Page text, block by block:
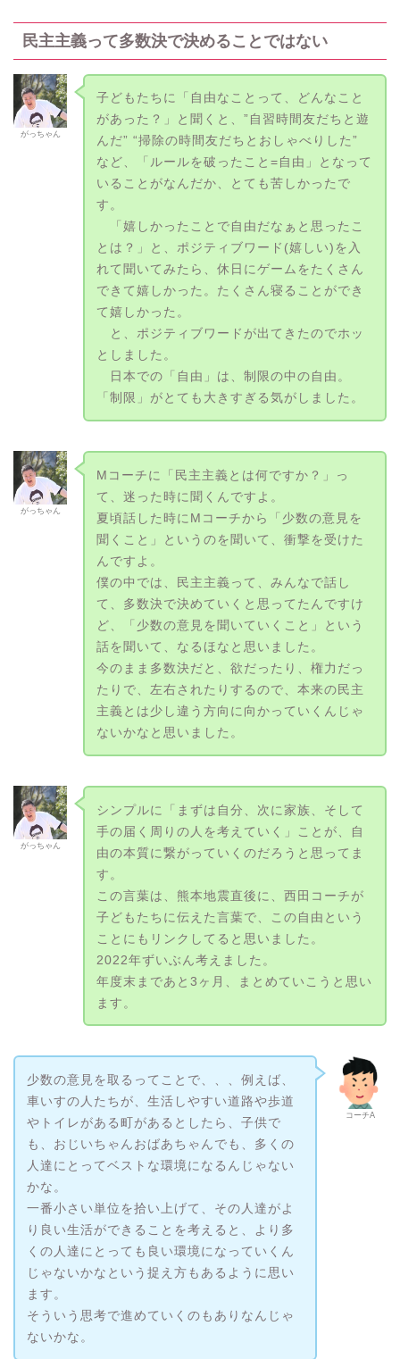
民主主義って多数決で決めることではない
がっちゃん
子どもたちに「自由なことって、どんなこと
があった？」と聞くと、”自習時間友だちと遊
んだ” “掃除の時間友だちとおしゃべりした”
など、「ルールを破ったこと=自由」となって
いることがなんだか、とても苦しかったで
す。
「嬉しかったことで自由だなぁと思ったこ
とは？」と、ポジティブワード(嬉しい)を入
れて聞いてみたら、休日にゲームをたくさん
できて嬉しかった。たくさん寝ることができ
て嬉しかった。
と、ポジティブワードが出てきたのでホッ
としました。
日本での「自由」は、制限の中の自由。
「制限」がとても大きすぎる気がしました。
がっちゃん
Mコーチに「民主主義とは何ですか？」っ
て、迷った時に聞くんですよ。
夏頃話した時にMコーチから「少数の意見を
聞くこと」というのを聞いて、衝撃を受けた
んですよ。
僕の中では、民主主義って、みんなで話し
て、多数決で決めていくと思ってたんですけ
ど、「少数の意見を聞いていくこと」という
話を聞いて、なるほなと思いました。
今のまま多数決だと、欲だったり、権力だっ
たりで、左右されたりするので、本来の民主
主義とは少し違う方向に向かっていくんじゃ
ないかなと思いました。
がっちゃん
シンプルに「まずは自分、次に家族、そして
手の届く周りの人を考えていく」ことが、自
由の本質に繋がっていくのだろうと思ってま
す。
この言葉は、熊本地震直後に、西田コーチが
子どもたちに伝えた言葉で、この自由という
ことにもリンクしてると思いました。
2022年ずいぶん考えました。
年度末まであと3ヶ月、まとめていこうと思い
ます。
コーチA
少数の意見を取るってことで、、、例えば、
車いすの人たちが、生活しやすい道路や歩道
やトイレがある町があるとしたら、子供で
も、おじいちゃんおばあちゃんでも、多くの
人達にとってベストな環境になるんじゃない
かな。
一番小さい単位を拾い上げて、その人達がよ
り良い生活ができることを考えると、より多
くの人達にとっても良い環境になっていくん
じゃないかなという捉え方もあるように思い
ます。
そういう思考で進めていくのもありなんじゃ
ないかな。